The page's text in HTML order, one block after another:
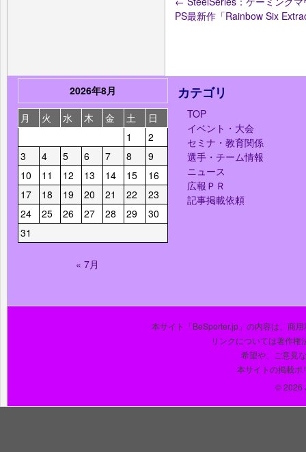
PS最新作「Rainbow Six
2026年8月
月
火 水 木 金 土
日
1
2
3
4 5 6 7 8
9
10
11 12 13 14 15
16
17
18 19 20 21 22
23
24
25 26 27 28 29
30
31
« 7月
カテゴリ
TOP
イベント・大会
セミナ・教育関係
選手・チーム情報
ニュース
広報ＰＲ
記事掲載依頼
本サイト「BeSporter.jp」の内容は、商
リンクについては著作権
希望や、ご意見
本サイトの掲載ポ
© 2026